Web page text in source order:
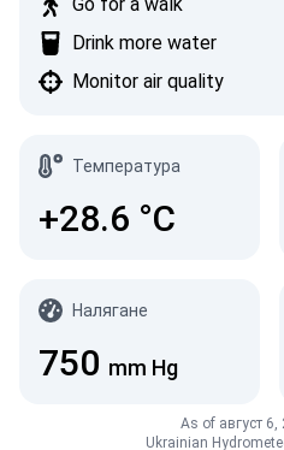
Drink more water
Monitor air quality
Температура
+28.6 °C
Налягане
750 mm Hg
As of август 6,
Ukrainian